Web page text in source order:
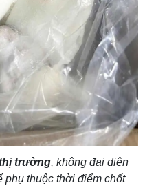
trường, không đại diện
phụ thuộc thời điểm chốt